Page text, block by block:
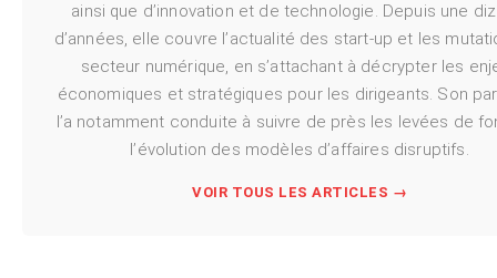
ainsi que d’innovation et de technologie. Depuis une
d’années, elle couvre l’actualité des start-up et les
secteur numérique, en s’attachant à décrypter les
économiques et stratégiques pour les dirigeants. Son
l’a notamment conduite à suivre de près les levées de
l’évolution des modèles d’affaires disruptifs.
VOIR TOUS LES ARTICLES →